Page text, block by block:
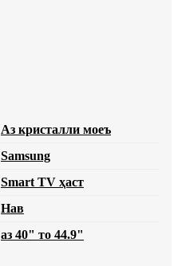
Аз кристалли моеъ
Samsung
Smart TV ҳаст
Нав
аз 40" то 44.9"